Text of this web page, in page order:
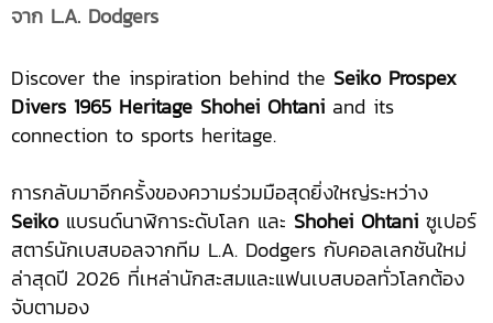
จาก L.A. Dodgers
Discover the inspiration behind the Seiko Prospex
Divers 1965 Heritage Shohei Ohtani and its
connection to sports heritage.
การกลับมาอีกครั้งของความร่วมมือสุดยิ่งใหญ่ระหว่าง
Seikoแบรนด์นาฬิการะดับโลก และ Shohei Ohtani ซูเปอร์
สตาร์นักเบสบอลจากทีม L.A. Dodgers กับคอลเลกชันใหม่
ล่าสุดปี 2026 ที่เหล่านักสะสมและแฟนเบสบอลทั่วโลกต้อง
จับตามอง